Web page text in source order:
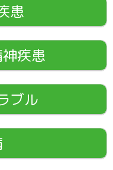
患
疾患
ブル